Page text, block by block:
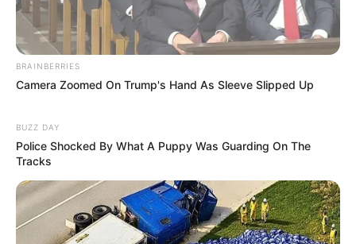
BRAINBERRIES
Camera Zoomed On Trump's Hand As Sleeve Slipped Up
BUZZ DAY
Police Shocked By What A Puppy Was Guarding On The
Tracks